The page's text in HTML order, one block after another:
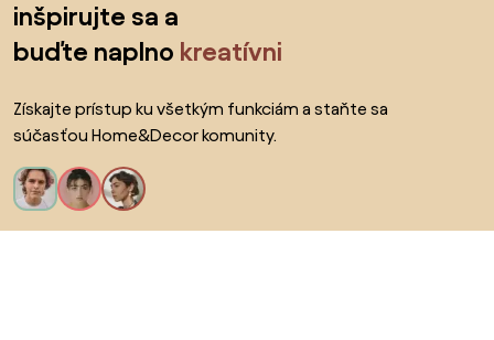
inšpirujte sa a
buďte naplno kreatívni
Získajte prístup ku všetkým funkciám a staňte sa
súčasťou Home&Decor komunity.